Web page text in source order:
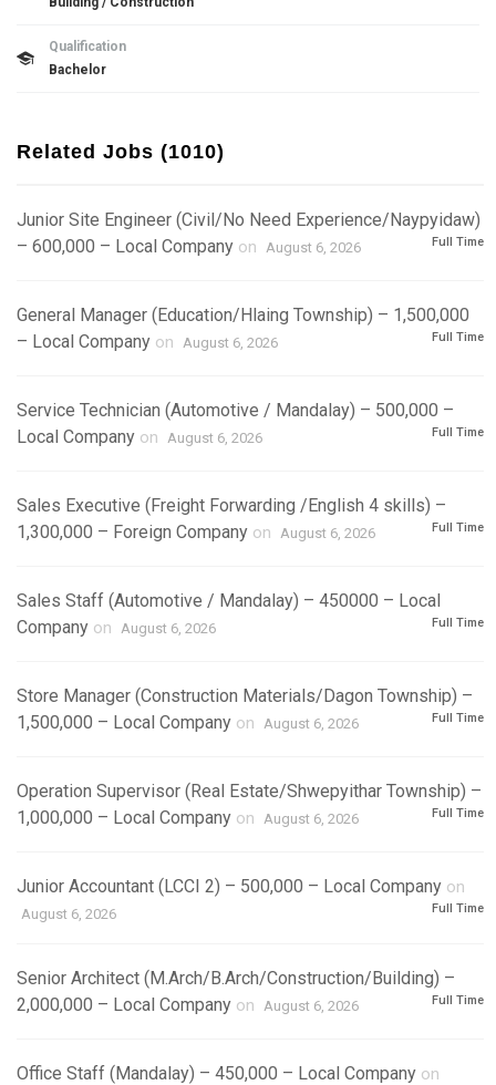
Qualification
Bachelor
Related Jobs (1010)
Junior Site Engineer (Civil/No Need Experience/Naypyidaw)
– 600,000 – Local Company on August 6, 2026 Full Time
General Manager (Education/Hlaing Township) – 1,500,000
– Local Company on August 6, 2026 Full Time
Service Technician (Automotive / Mandalay) – 500,000 –
Local Company on August 6, 2026 Full Time
Sales Executive (Freight Forwarding /English 4 skills) –
1,300,000 – Foreign Company on August 6, 2026 Full Time
Sales Staff (Automotive / Mandalay) – 450000 – Local
Company on August 6, 2026 Full Time
Store Manager (Construction Materials/Dagon Township) –
1,500,000 – Local Company on August 6, 2026 Full Time
Operation Supervisor (Real Estate/Shwepyithar Township) –
1,000,000 – Local Company on August 6, 2026 Full Time
Junior Accountant (LCCI 2) – 500,000 – Local Company on
August 6, 2026 Full Time
Senior Architect (M.Arch/B.Arch/Construction/Building) –
2,000,000 – Local Company on August 6, 2026 Full Time
Office Staff (Mandalay) – 450,000 – Local Company on